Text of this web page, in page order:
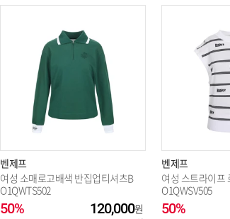
벤제프
여성 소매로고배색 반집업티셔츠B
O1QWTS502
50% 120,000
벤제프
여성 스트라이프
O1QWSV505
50%